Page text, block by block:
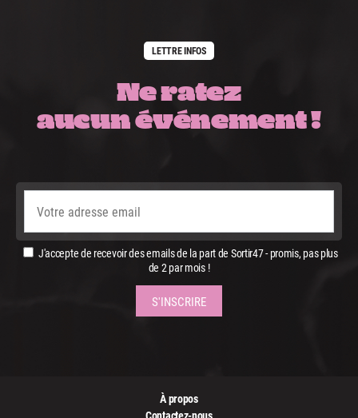
LETTRE INFOS
Ne ratez
aucun événement !
J'accepte de recevoir des emails de la part de Sortir47 - promis, pas plus
de 2 par mois !
À propos